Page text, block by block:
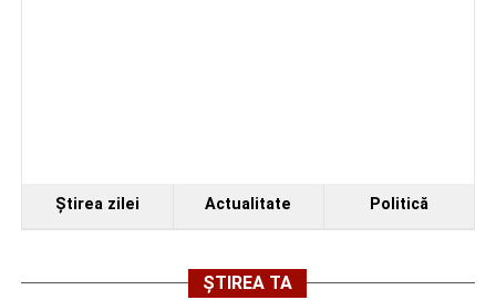
Ştirea zilei Actualitate Politică
ȘTIREA TA